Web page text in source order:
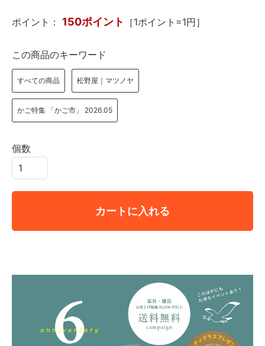
ポイント： 150ポイント ［1ポイント=1円］
この商品のキーワード
すべての商品 松野屋｜マツノヤ
かご特集 「かご市」 2026.05
個数
カートに入れる